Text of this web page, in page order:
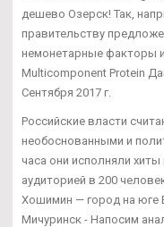
дешево Озерск! Так,
правительству
немонетарные факторы
Multicomponent Protein
Сентября 2017 г.
Российские власти
необоснованными и
часа они исполняли
аудиторией в 200
Хошимин — город на юге
Мичуринск - Напосим